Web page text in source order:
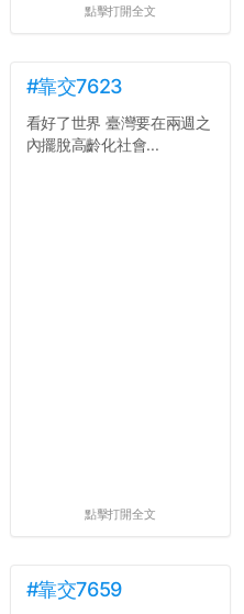
點擊打開全文
#靠交7623
看好了世界 臺灣要在兩週之
內擺脫高齡化社會...
點擊打開全文
#靠交7659